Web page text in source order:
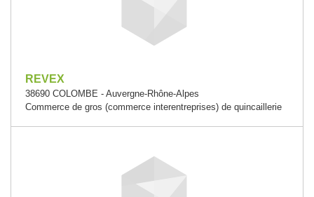
REVEX
38690 COLOMBE - Auvergne-Rhône-Alpes
Commerce de gros (commerce interentreprises) de quincaillerie